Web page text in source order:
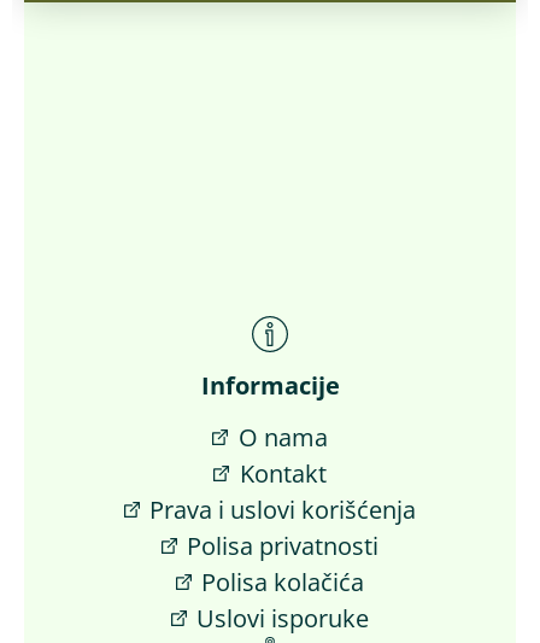
Informacije
O nama
Kontakt
Prava i uslovi korišćenja
Polisa privatnosti
Polisa kolačića
Uslovi isporuke